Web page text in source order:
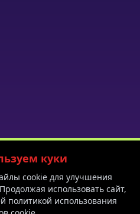
соглашение
куки
cookie для улучшения
использовать сайт,
политикой использования